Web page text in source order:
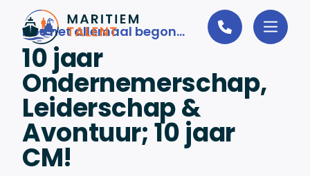
Ga naar de inhoud
Hoe het allemaal begon...
10 jaar
Ondernemerschap,
Leiderschap &
Avontuur; 10 jaar
CM!